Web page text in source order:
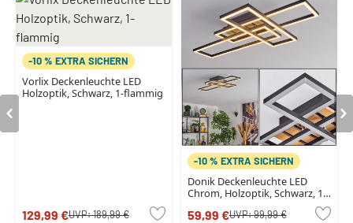
-10 % EXTRA SICHERN
Vorlix Deckenleuchte LED
Holzoptik, Schwarz, 1-flammig
129,99 €UVP:189,99 €
-10 % EXTRA SICHERN
Donik Deckenleuchte LED
Chrom, Holzoptik, Schwarz, 1-
59,99 €UVP:99,99 €